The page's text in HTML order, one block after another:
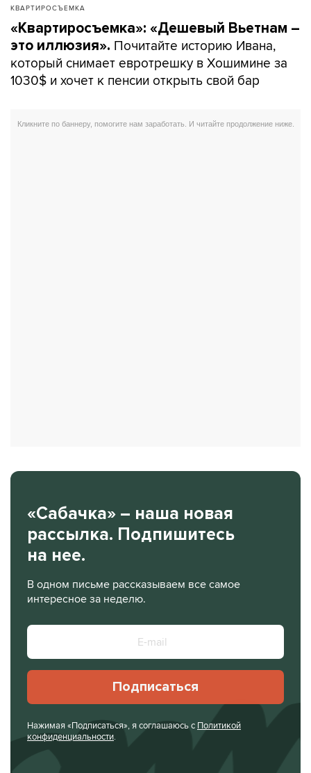
КВАРТИРОСЪЕМКА
«Квартиросъемка»: «Дешевый Вьетнам –
это иллюзия». Почитайте историю Ивана,
который снимает евротрешку в Хошимине за
1030$ и хочет к пенсии открыть свой бар
«Сабачка» – наша новая
рассылка. Подпишитесь
на нее.
В одном письме рассказываем все самое
интересное за неделю.
Подписаться
Нажимая «Подписаться», я соглашаюсь с Политикой
конфиденциальности.